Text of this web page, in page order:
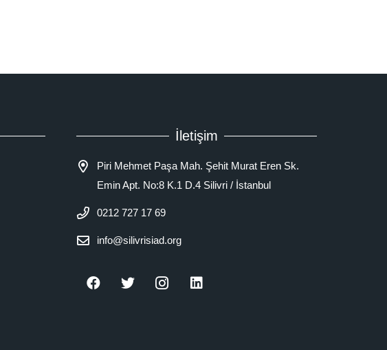
İletişim
Piri Mehmet Paşa Mah. Şehit Murat Eren Sk.
Emin Apt. No:8 K.1 D.4 Silivri / İstanbul
0212 727 17 69
info@silivrisiad.org